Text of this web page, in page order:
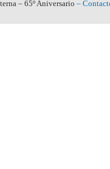
– 65º Aniversario –